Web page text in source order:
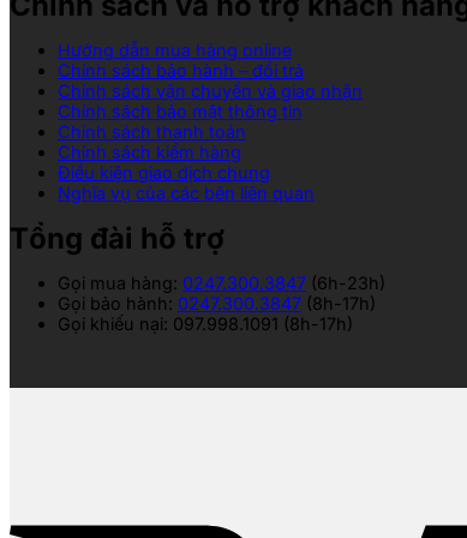
Hướng dẫn mua hàng online
Chính sách bảo hành – đổi trả
Chính sách vận chuyển và giao nhận
Chính sách bảo mật thông tin
Chính sách thanh toán
Chính sách kiểm hàng
Điều kiện giao dịch chung
Nghĩa vụ của các bên liên quan
Tổng đài hỗ trợ
Gọi mua hàng: 0247.300.3847 (6h-23h)
Gọi bảo hành: 0247.300.3847 (8h-17h)
Gọi khiếu nại: 097.998.1091 (8h-17h)